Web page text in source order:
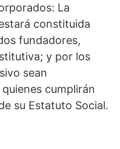
La
constituida
fundadores,
y por los
sean
cumplirán
su Estatuto Social.